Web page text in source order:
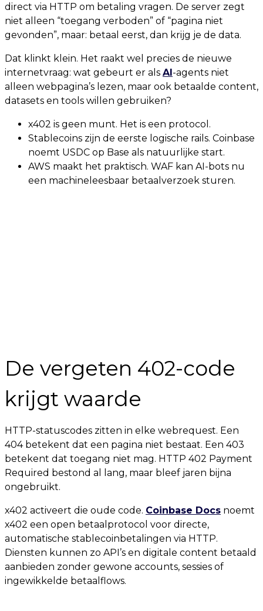
direct via HTTP om betaling vragen. De server zegt
niet alleen “toegang verboden” of “pagina niet
gevonden”, maar: betaal eerst, dan krijg je de data.
Dat klinkt klein. Het raakt wel precies de nieuwe
internetvraag: wat gebeurt er als AI-agents niet
alleen webpagina’s lezen, maar ook betaalde content,
datasets en tools willen gebruiken?
x402 is geen munt. Het is een protocol.
Stablecoins zijn de eerste logische rails. Coinbase
noemt USDC op Base als natuurlijke start.
AWS maakt het praktisch. WAF kan AI-bots nu
een machineleesbaar betaalverzoek sturen.
De vergeten 402-code
krijgt waarde
HTTP-statuscodes zitten in elke webrequest. Een
404 betekent dat een pagina niet bestaat. Een 403
betekent dat toegang niet mag. HTTP 402 Payment
Required bestond al lang, maar bleef jaren bijna
ongebruikt.
x402 activeert die oude code. Coinbase Docs noemt
x402 een open betaalprotocol voor directe,
automatische stablecoinbetalingen via HTTP.
Diensten kunnen zo API’s en digitale content betaald
aanbieden zonder gewone accounts, sessies of
ingewikkelde betaalflows.